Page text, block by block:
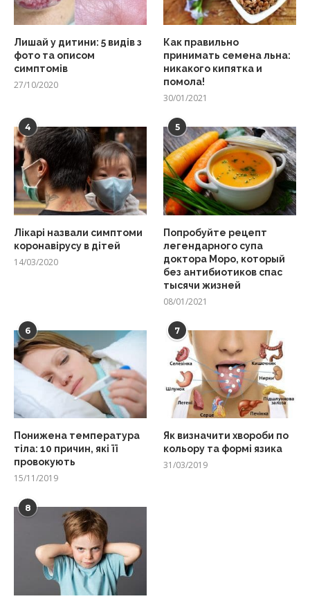
Лишай у дитини: 5 видів з
фото та описом
симптомів
27/10/2020
Как правильно
принимать семена льна:
никакого кипятка и
помола!
30/01/2021
4
Лікарі назвали симптоми
коронавірусу в дітей
14/03/2020
5
Попробуйте рецепт
легендарного супа
доктора Моро, который
без антибиотиков спас
тысячи жизней
08/01/2021
6
Понижена температура
тіла: 10 причин, які її
провокують
15/11/2019
7
Як визначити хвороби по
кольору та формі язика
31/03/2019
8